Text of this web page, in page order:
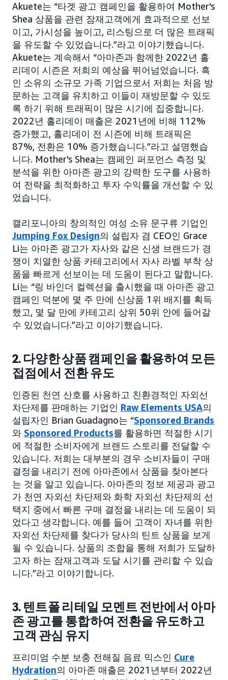
Akuete는 “타겟 광고 캠페인을 활용하여 Mother's
Shea 상품을 관련 잠재고객에게 효과적으로 선보
이고, 가시성을 높이고, 리스팅으로 더 많은 트래픽
을 유도할 수 있었습니다.”라고 이야기했습니다.
Akuete는 계속해서 “아마존과 함께한 2022년 홀
리데이 시즌은 저희의 예상을 뛰어넘었습니다. 흑
인 소유의 소규모 가족 기업으로서 저희는 처음 방
문하는 고객을 유치하고 이들이 재방문할 수 있도
록 하기 위해 트래픽이 많은 시기에 집중합니다.
2022년 홀리데이 매출은 2021년에 비해 112%
증가했고, 홀리데이 전 시즌에 비해 트래픽은
87%, 전환은 10% 증가했습니다.”라고 설명했습
니다. Mother's Shea는 캠페인 퍼포먼스 측정 및
분석을 위한 아마존 광고의 강력한 도구를 사용하
여 전략을 최적화하고 투자 수익률을 개선할 수 있
었습니다.
캘리포니아의 창의적인 여성 소유 문구류 기업인
Jumping Fox Design의 설립자 겸 CEO인 Grace
Li는 아마존 광고가 자사와 같은 신생 브랜드가 경
쟁이 치열한 상품 카테고리에서 자사 라벨 부착 상
품을 빠르게 선보이는 데 도움이 된다고 말합니다.
Li는 “링 바인더 컬렉션을 출시했을 때 아마존 광고
캠페인 덕분에 몇 주 만에 신상품 1위 배지를 획득
했고, 몇 달 만에 카테고리 상위 50위 안에 들어갈
수 있었습니다.”라고 이야기했습니다.
2. 다양한 상품 캠페인을 활용하여 모든
접점에서 전환 유도
인증된 천연 산호를 사용하고 친환경적인 자외선
차단제를 판매하는 기업인 Raw Elements USA의
설립자인 Brian Guadagno는 “Sponsored Brands
와 Sponsored Products를 활용하면 적절한 시기
에 적절한 소비자에게 브랜드 스토리를 전달할 수
있습니다. 저희는 대부분의 경우 소비자들이 구매
결정을 내리기 전에 아마존에서 상품을 찾아본다
는 것을 알고 있습니다. 아마존의 정보 제공과 광고
가 천연 자외선 차단제와 화학 자외선 차단제의 선
택지 중에서 빠른 구매 결정을 내리는 데 도움이 되
었다고 생각합니다. 예를 들어 고객이 자녀를 위한
자외선 차단제를 찾다가 당사의 틴트 상품을 보게
될 수 있습니다. 상품의 조합을 통해 저희가 도달하
고자 하는 잠재고객과 도달 시기를 관리할 수 있습
니다.”라고 이야기합니다.
3. 텐트폴 리테일 모멘트 전반에서 아마
존 광고를 통합하여 전환을 유도하고
고객 관심 유지
프리미엄 수분 보충 전해질 음료 믹스인 Cure
Hydration의 아마존 매출은 2021년부터 2022년